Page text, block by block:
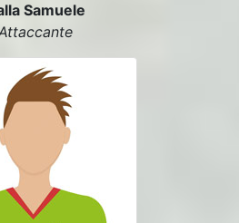
Samuele